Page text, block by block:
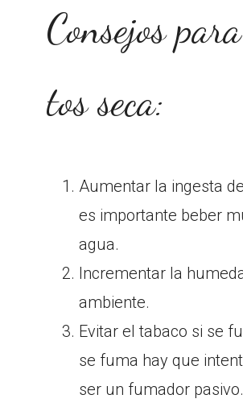
Consejos
tos seca:
Aumentar la ingesta
es importante beber
agua.
Incrementar la
ambiente.
Evitar el tabaco si se
se fuma hay que
ser un fumador pasivo.